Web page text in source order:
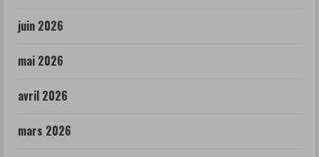
juin 2026
mai 2026
avril 2026
mars 2026